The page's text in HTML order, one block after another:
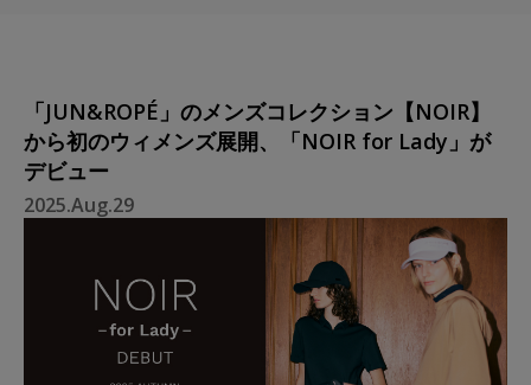
「JUN&ROPÉ」のメンズコレクション【NOIR】
から初のウィメンズ展開、「NOIR for Lady」が
デビュー
2025.Aug.29